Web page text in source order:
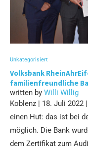
Unkategorisiert
Volksbank
familienfreundliche
written by Willi Willig
Koblenz | 18. Juli 2022
einen Hut: das ist bei
möglich. Die Bank
dem Zertifikat zum